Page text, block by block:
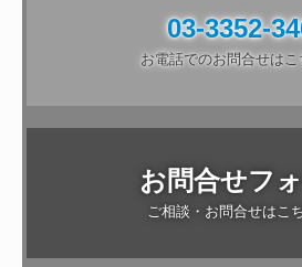
03-3352-
お電話でのお問合せはこ
お問合せフ
ご相談・お問合せはこ